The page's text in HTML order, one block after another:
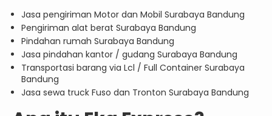
Jasa pengiriman Motor dan Mobil Surabaya Bandung
Pengiriman alat berat Surabaya Bandung
Pindahan rumah Surabaya Bandung
Jasa pindahan kantor / gudang Surabaya Bandung
Transportasi barang via Lcl / Full Container Surabaya
Bandung
Jasa sewa truck Fuso dan Tronton Surabaya Bandung